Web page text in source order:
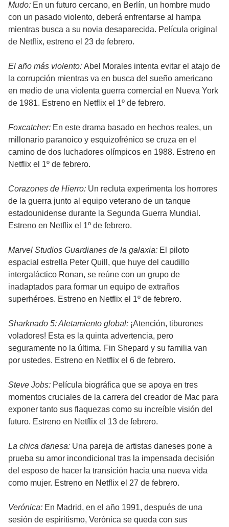
Mudo: En un futuro cercano, en Berlín, un hombre mudo
con un pasado violento, deberá enfrentarse al hampa
mientras busca a su novia desaparecida. Película original
de Netflix, estreno el 23 de febrero.
El año más violento: Abel Morales intenta evitar el atajo de
la corrupción mientras va en busca del sueño americano
en medio de una violenta guerra comercial en Nueva York
de 1981. Estreno en Netflix el 1º de febrero.
Foxcatcher: En este drama basado en hechos reales, un
millonario paranoico y esquizofrénico se cruza en el
camino de dos luchadores olímpicos en 1988. Estreno en
Netflix el 1º de febrero.
Corazones de Hierro: Un recluta experimenta los horrores
de la guerra junto al equipo veterano de un tanque
estadounidense durante la Segunda Guerra Mundial.
Estreno en Netflix el 1º de febrero.
Marvel Studios Guardianes de la galaxia: El piloto
espacial estrella Peter Quill, que huye del caudillo
intergaláctico Ronan, se reúne con un grupo de
inadaptados para formar un equipo de extraños
superhéroes. Estreno en Netflix el 1º de febrero.
Sharknado 5: Aletamiento global: ¡Atención, tiburones
voladores! Esta es la quinta advertencia, pero
seguramente no la última. Fin Shepard y su familia van
por ustedes. Estreno en Netflix el 6 de febrero.
Steve Jobs: Película biográfica que se apoya en tres
momentos cruciales de la carrera del creador de Mac para
exponer tanto sus flaquezas como su increíble visión del
futuro. Estreno en Netflix el 13 de febrero.
La chica danesa: Una pareja de artistas daneses pone a
prueba su amor incondicional tras la impensada decisión
del esposo de hacer la transición hacia una nueva vida
como mujer. Estreno en Netflix el 27 de febrero.
Verónica: En Madrid, en el año 1991, después de una
sesión de espiritismo, Verónica se queda con sus